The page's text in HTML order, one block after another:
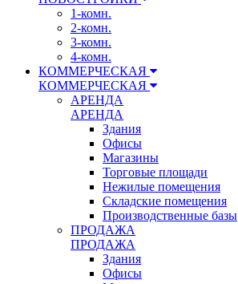
1-комн.
2-комн.
3-комн.
4-комн.
КОММЕРЧЕСКАЯ
КОММЕРЧЕСКАЯ
АРЕНДА
АРЕНДА
Здания
Офисы
Магазины
Торговые площади
Нежилые помещения
Складские помещения
Производственные базы
ПРОДАЖА
ПРОДАЖА
Здания
Офисы